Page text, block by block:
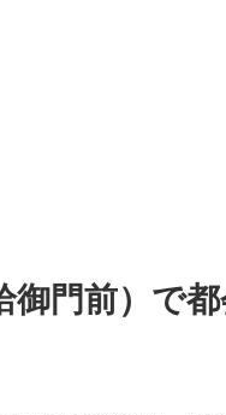
御門前）で